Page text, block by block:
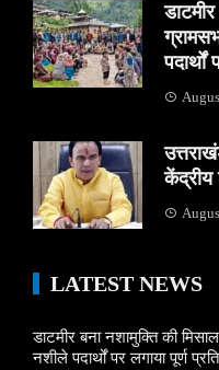
केंद्रीय
LATEST NEWS
डाटमीर बना नशामुक्ति की
नशीले पदार्थों पर लगाया पूर्ण